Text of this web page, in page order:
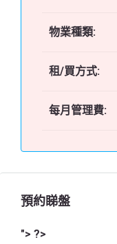
物業種類:
租/買方式:
每月管理費:
預約睇盤
"> ?>